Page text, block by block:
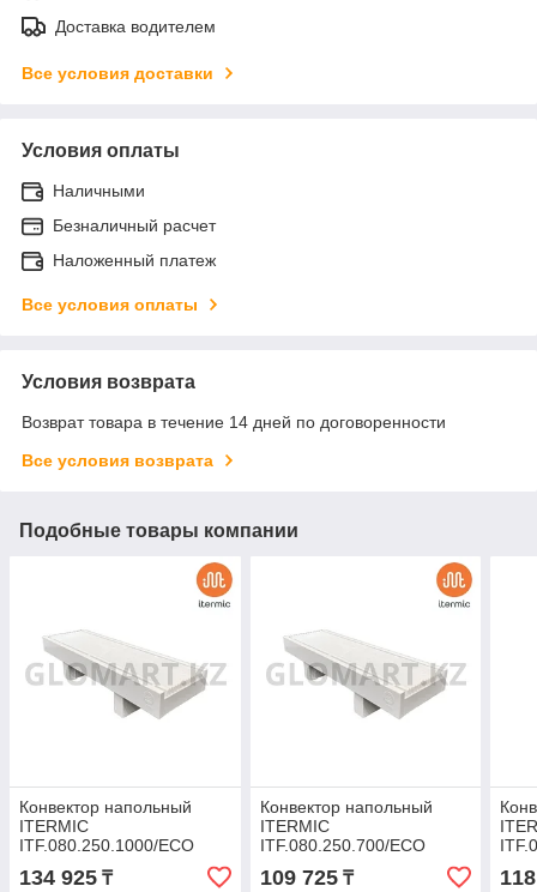
Доставка водителем
Все условия доставки
Условия оплаты
Наличными
Безналичный расчет
Наложенный платеж
Все условия оплаты
Условия возврата
Возврат товара в течение 14 дней по договоренности
Все условия возврата
Подобные товары компании
Конвектор напольный
ITERMIC
ITF.080.250.1000/ECO
134 925 ₸
Конвектор напольный
ITERMIC
ITF.080.250.700/ECO
109 725₸